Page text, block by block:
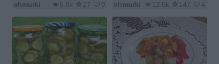
5.8k 27 0
chmurki 12.5k 147 4
chmurki